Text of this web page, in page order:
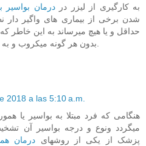
به کارگیری از لیزر دردرمان بواسیر
شدن برخی از بیماری های واگیر دار
حداقل و یا هیچ میرساند به این خاطر
2018 a las 5:10 a.m.
هنگامی که فرد مبتلا به بواسیر یا
میگردد ونوع و درجه بواسیر آن
پزشک از یکی از روشهای درمان